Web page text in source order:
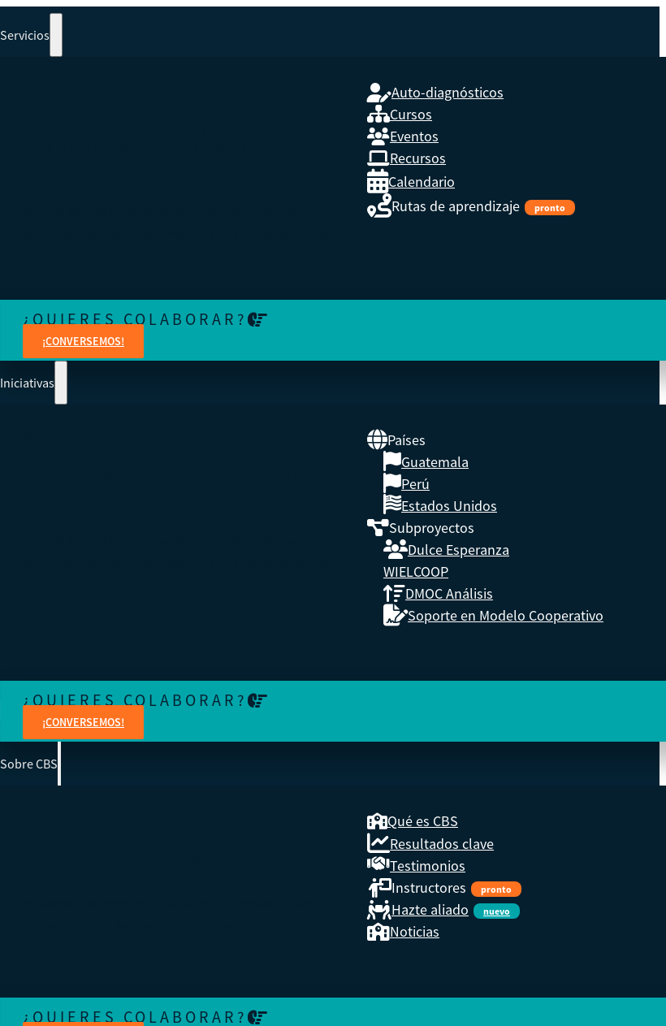
Servicios
Auto-diagnósticos
Cursos
Eventos
Recursos
Calendario
Rutas de aprendizaje
pronto
¿QUIERES COLABORAR?
¡CONVERSEMOS!
Iniciativas
Países
Guatemala
Perú
Estados Unidos
Subproyectos
Dulce Esperanza
WIELCOOP
DMOC Análisis
Soporte en Modelo Cooperativo
¿QUIERES COLABORAR?
¡CONVERSEMOS!
Sobre CBS
Qué es CBS
Resultados clave
Testimonios
Instructores
pronto
Hazte aliado nuevo
Noticias
¿QUIERES COLABORAR?